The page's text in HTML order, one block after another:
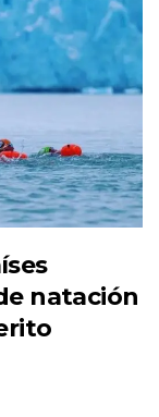
natación